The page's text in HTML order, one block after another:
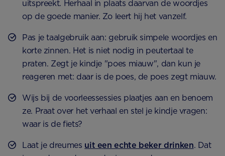
uitspreekt. Herhaal in plaats daarvan de woordjes
op de goede manier. Zo leert hij het vanzelf.
Pas je taalgebruik aan: gebruik simpele woordjes en
korte zinnen. Het is niet nodig in peutertaal te
praten. Zegt je kindje "poes miauw", dan kun je
reageren met: daar is de poes, de poes zegt miauw.
Wijs bij de voorleessessies plaatjes aan en benoem
ze. Praat over het verhaal en stel je kindje vragen:
waar is de fiets?
Laat je dreumes uit een echte beker drinken. Dat